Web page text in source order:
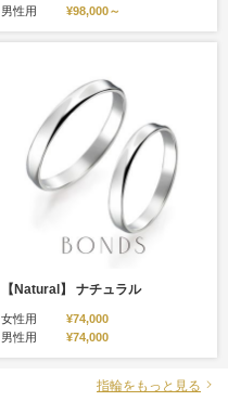
男性用
¥98,000～
【Natural】 ナチュラル
女性用
¥74,000
男性用
¥74,000
指輪をもっと見る